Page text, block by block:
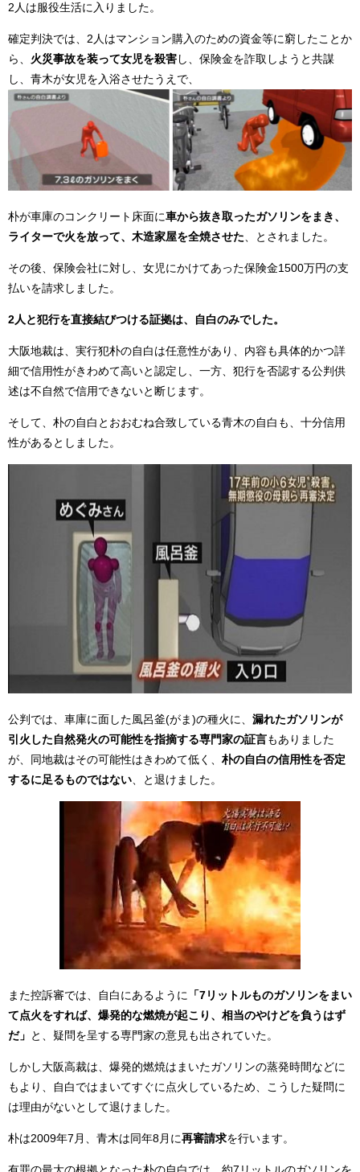
2人は服役生活に入りました。
確定判決では、2人はマンション購入のための資金等に窮したことか
ら、 火災事故を装って女児を殺害 し、保険金を詐取しようと共謀
し、青木が女児を入浴させたうえで、
朴が車庫のコンクリート床面に車から抜き取ったガソリンをまき、
ライターで火を放って、木造家屋を全焼させた 、とされました。
その後、保険会社に対し、女児にかけてあった保険金1500万円の支
払いを請求しました。
2人と犯行を直接結びつける証拠は、自白のみでした。
大阪地裁は、実行犯朴の自白は任意性があり、内容も具体的かつ詳
細で信用性がきわめて高いと認定し、一方、犯行を否認する公判供
述は不自然で信用できないと断じます。
そして、朴の自白とおおむね合致している青木の自白も、十分信用
性があるとしました。
公判では、車庫に面した風呂釜(がま)の種火に、 漏れたガソリンが
引火した自然発火の可能性を指摘する専門家の証言もありました
が、同地裁はその可能性はきわめて低く、 朴の自白の信用性を否定
するに足るものではない 、と退けました。
また控訴審では、自白にあるように
「7リットルものガソリンをまい
て点火をすれば、爆発的な燃焼が起こり、相当のやけどを負うはず
だ」
と、疑問を呈する専門家の意見も出されていた。
しかし大阪高裁は、爆発的燃焼はまいたガソリンの蒸発時間などに
もより、自白ではまいてすぐに点火しているため、こうした疑問に
は理由がないとして退けました。
朴は2009年7月、青木は同年8月に再審請求を行います。
有罪の最大の根拠となった朴の自白では、約7リットルのガソリンを